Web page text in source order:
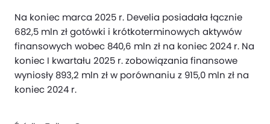
Na koniec marca 2025 r. Develia posiadała łącznie
682,5 mln zł gotówki i krótkoterminowych aktywów
finansowych wobec 840,6 mln zł na koniec 2024 r. Na
koniec I kwartału 2025 r. zobowiązania finansowe
wyniosły 893,2 mln zł w porównaniu z 915,0 mln zł na
koniec 2024 r.